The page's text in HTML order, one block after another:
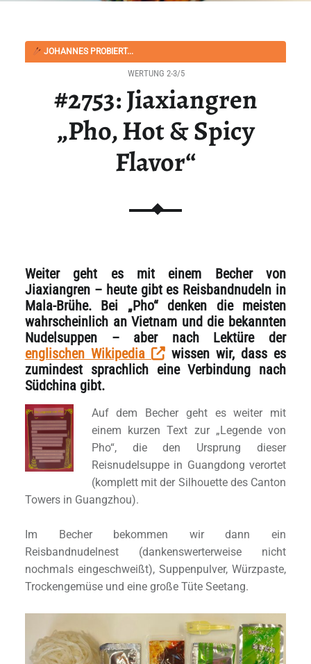
JOHANNES PROBIERT...
#2753: Jiaxiangren
„Pho, Hot & Spicy
Flavor“
WERTUNG 2-3/5
Weiter geht es mit einem Becher von
Jiaxiangren – heute gibt es Reisbandnudeln in
Mala-Brühe. Bei „Pho“ denken die meisten
wahrscheinlich an Vietnam und die bekannten
Nudelsuppen – aber nach Lektüre der
englischen Wikipedia
wissen wir, dass es
zumindest sprachlich eine Verbindung nach
Südchina gibt.
Auf dem Becher geht es weiter mit
einem kurzen Text zur „Legende von
Pho“, die den Ursprung dieser
Reisnudelsuppe in Guangdong verortet
(komplett mit der Silhouette des Canton
Towers in Guangzhou).
Im Becher bekommen wir dann ein
Reisbandnudelnest (dankenswerterweise nicht
nochmals eingeschweißt), Suppenpulver, Würzpaste,
Trockengemüse und eine große Tüte Seetang.